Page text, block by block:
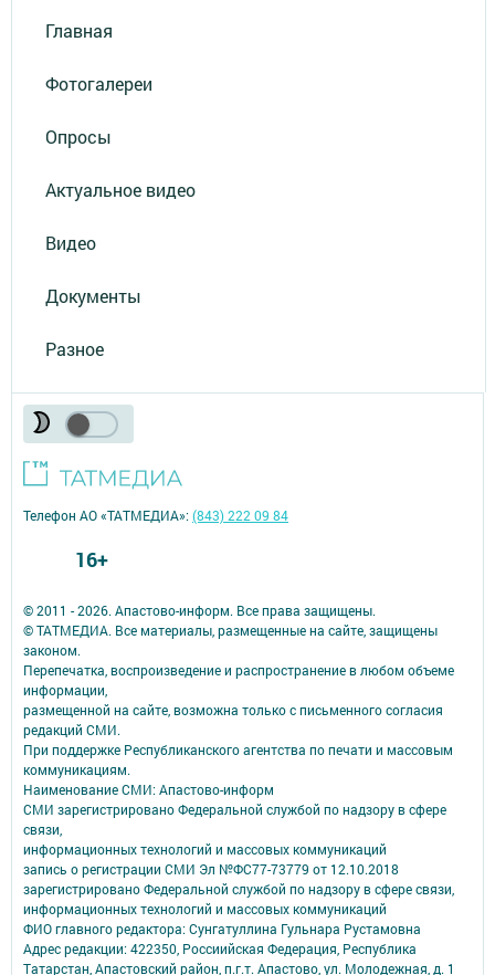
Главная
Фотогалереи
Опросы
Актуальное видео
Видео
Документы
Разное
© 2011 - 2026. Апастово-информ. Все права защищены.
© ТАТМЕДИА. Все материалы, размещенные на сайте, защищены
законом.
Перепечатка, воспроизведение и распространение в любом объеме
информации,
размещенной на сайте, возможна только с письменного согласия
редакций СМИ.
При поддержке Республиканского агентства по печати и массовым
коммуникациям.
Наименование СМИ: Апастово-информ
СМИ зарегистрировано Федеральной службой по надзору в сфере
связи,
информационных технологий и массовых коммуникаций
запись о регистрации СМИ Эл №ФС77-73779 от 12.10.2018
зарегистрировано Федеральной службой по надзору в сфере связи,
информационных технологий и массовых коммуникаций
ФИО главного редактора: Сунгатуллина Гульнара Рустамовна
Адрес редакции: 422350, Россиийская Федерация, Республика
Татарстан, Апастовский район, п.г.т. Апастово, ул. Молодежная, д. 1
Телефон АО «ТАТМЕДИА»:(843) 222 09 84
16+